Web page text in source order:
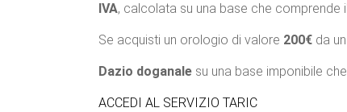
IVA, calcolata su una base che
Se acquisti un orologio di valore 200€ da
Dazio doganale su una base imponibile
ACCEDI AL SERVIZIO TARIC